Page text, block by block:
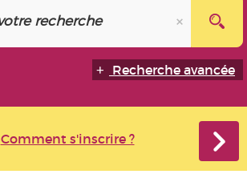
Recherche avancée
Comment s'inscrire ?